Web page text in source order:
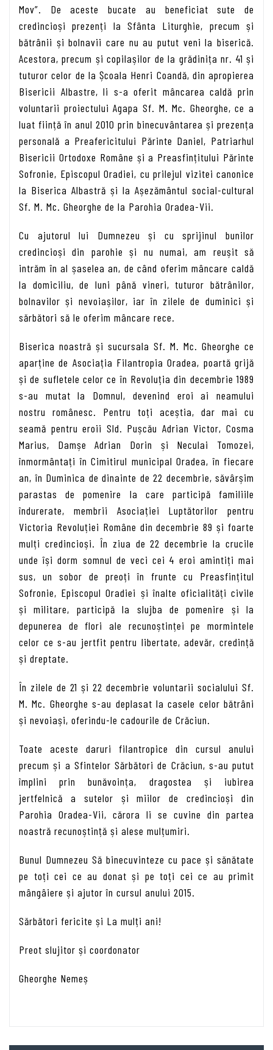
Mov”. De aceste bucate au beneficiat sute de
credincioși prezenți la Sfânta Liturghie, precum și
bătrânii și bolnavii care nu au putut veni la biserică.
Acestora, precum și copilașilor de la grădinița nr. 41 și
tuturor celor de la Școala Henri Coandă, din apropierea
Bisericii Albastre, li s-a oferit mâncarea caldă prin
voluntarii proiectului Agapa Sf. M. Mc. Gheorghe, ce a
luat ființă în anul 2010 prin binecuvântarea și prezența
personală a Preafericitului Părinte Daniel, Patriarhul
Bisericii Ortodoxe Române și a Preasfințitului Părinte
Sofronie, Episcopul Oradiei, cu prilejul vizitei canonice
la Biserica Albastră și la Așezământul social-cultural
Sf. M. Mc. Gheorghe de la Parohia Oradea-Vii.
Cu ajutorul lui Dumnezeu și cu sprijinul bunilor
credincioși din parohie și nu numai, am reușit să
intrăm în al șaselea an, de când oferim mâncare caldă
la domiciliu, de luni până vineri, tuturor bătrânilor,
bolnavilor și nevoiașilor, iar în zilele de duminici și
sărbători să le oferim mâncare rece.
Biserica noastră și sucursala Sf. M. Mc. Gheorghe ce
aparține de Asociația Filantropia Oradea, poartă grijă
și de sufletele celor ce în Revoluția din decembrie 1989
s-au mutat la Domnul, devenind eroi ai neamului
nostru românesc. Pentru toți aceștia, dar mai cu
seamă pentru eroii Sld. Pușcău Adrian Victor, Cosma
Marius, Damșe Adrian Dorin și Neculai Tomozei,
înmormântați în Cimitirul municipal Oradea, în fiecare
an, în Duminica de dinainte de 22 decembrie, săvârșim
parastas de pomenire la care participă familiile
îndurerate, membrii Asociației Luptătorilor pentru
Victoria Revoluției Române din decembrie 89 și foarte
mulți credincioși. În ziua de 22 decembrie la crucile
unde își dorm somnul de veci cei 4 eroi amintiți mai
sus, un sobor de preoți în frunte cu Preasfințitul
Sofronie, Episcopul Oradiei și înalte oficialități civile
și militare, participă la slujba de pomenire și la
depunerea de flori ale recunoștinței pe mormintele
celor ce s-au jertfit pentru libertate, adevăr, credință
și dreptate.
În zilele de 21 și 22 decembrie voluntarii socialului Sf.
M. Mc. Gheorghe s-au deplasat la casele celor bătrâni
și nevoiași, oferindu-le cadourile de Crăciun.
Toate aceste daruri filantropice din cursul anului
precum și a Sfintelor Sărbători de Crăciun, s-au putut
împlini prin bunăvoința, dragostea și iubirea
jertfelnică a sutelor și miilor de credincioși din
Parohia Oradea-Vii, cărora li se cuvine din partea
noastră recunoștință și alese mulțumiri.
Bunul Dumnezeu Să binecuvinteze cu pace și sănătate
pe toți cei ce au donat și pe toți cei ce au primit
mângâiere și ajutor în cursul anului 2015.
Sărbători fericite și La mulți ani!
Preot slujitor și coordonator
Gheorghe Nemeș